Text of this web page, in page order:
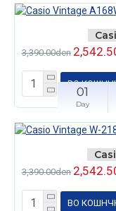
3,390.00den
ВО
01
Day
3,390.00den
ВО